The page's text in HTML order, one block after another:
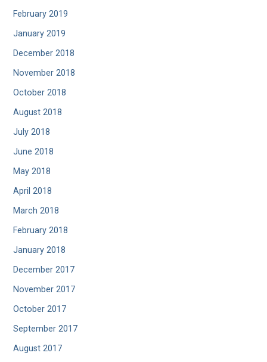
February 2019
January 2019
December 2018
November 2018
October 2018
August 2018
July 2018
June 2018
May 2018
April 2018
March 2018
February 2018
January 2018
December 2017
November 2017
October 2017
September 2017
August 2017